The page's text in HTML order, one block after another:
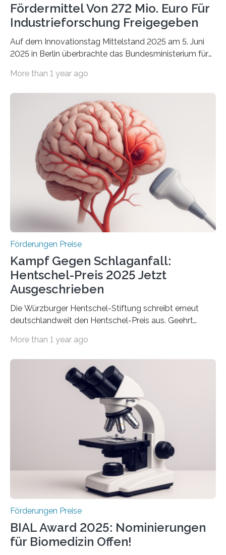
Fördermittel Von 272 Mio. Euro Für
Industrieforschung Freigegeben
Auf dem Innovationstag Mittelstand 2025 am 5. Juni
2025 in Berlin überbrachte das Bundesministerium für
Überplanmäßige Verpflichtungsermächtigungen in
Woche vom Haushaltsausschuss freigegeben – unter
anderem zur Unterstützung der
Industrieforschungsprogramme Industrielle
Gemeinschaftsforschung (IGF), Zentrales
Innovationsprogramm Mittelstand (ZIM) und
Innovationskompetenz INNO-KOM. Auf dem
Innovationstag Mittelstand 2025 am 5. Juni 2025 in
Berlin überbrachte das Bundesministerium für
Wirtschaft und Energie eine gute Nachricht:
Überplanmäßige Verpflichtungsermächtigungen in
More than 1 year ago
Förderungen Preise
Kampf Gegen Schlaganfall:
Hentschel-Preis 2025 Jetzt
Ausgeschrieben
Die Würzburger Hentschel-Stiftung schreibt erneut
deutschlandweit den Hentschel-Preis aus. Geehrt
hochrangige wissenschaftliche Publikation zum Thema
Schlaganfall“ mit Sitz in Würzburg fördert die
Schlaganfallforschung, um die Behandlung der
Betroffenen zu verbessern. Dazu schreibt sie auch in
diesem Jahr wieder deutschlandweit den Hentschel-
Preis aus. Er richtet sich gezielt an jüngere
Forscherinnen und Forscher unter 40 Jahren. Geehrt
werden soll eine herausragende Doktorarbeit oder eine
hochrangige wissenschaftliche Publikation zum Thema
More than 1 year ago
Förderungen Preise
BIAL Award 2025: Nominierungen
für Biomedizin Offen!